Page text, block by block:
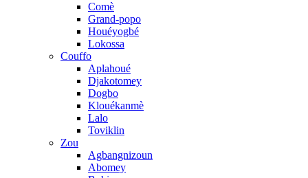
Comè
Grand-popo
Houéyogbé
Lokossa
Couffo
Aplahoué
Djakotomey
Dogbo
Klouékanmè
Lalo
Toviklin
Zou
Agbangnizoun
Abomey